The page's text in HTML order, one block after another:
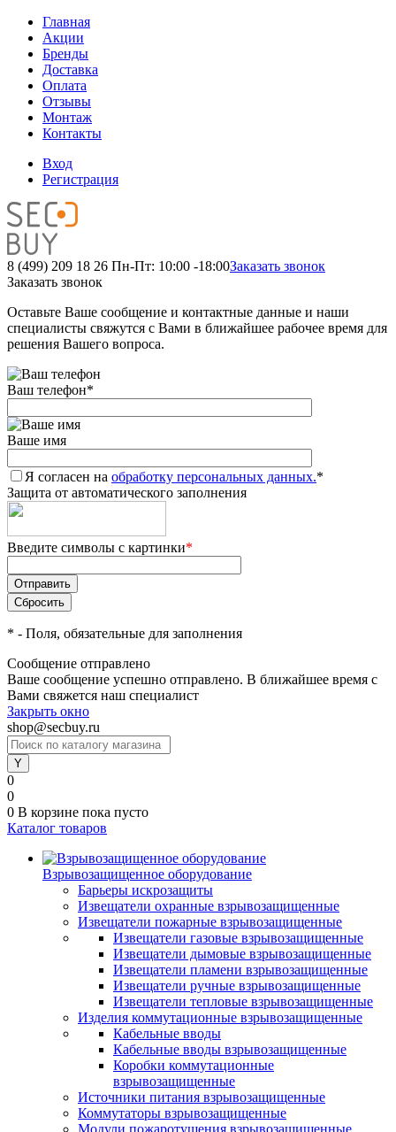
Главная
Акции
Бренды
Доставка
Оплата
Отзывы
Монтаж
Контакты
Вход
Регистрация
8 (499) 209 18 26 Пн-Пт: 10:00 -18:00Заказать звонок
Заказать звонок
Оставьте Ваше сообщение и контактные данные и наши
специалисты свяжутся с Вами в ближайшее рабочее время для
решения Вашего вопроса.
Ваш телефон*
Ваше имя
Я согласен на обработку персональных данных.*
Защита от автоматического заполнения
Введите символы с картинки*
* - Поля, обязательные для заполнения
Сообщение отправлено
Ваше сообщение успешно отправлено. В ближайшее время с
Вами свяжется наш специалист
Закрыть окно
shop@secbuy.ru
0
0
0 В корзине пока пусто
Каталог товаров
Взрывозащищенное оборудование
Барьеры искрозащиты
Извещатели охранные взрывозащищенные
Извещатели пожарные взрывозащищенные
Извещатели газовые взрывозащищенные
Извещатели дымовые взрывозащищенные
Извещатели пламени взрывозащищенные
Извещатели ручные взрывозащищенные
Извещатели тепловые взрывозащищенные
Изделия коммутационные взрывозащищенные
Кабельные вводы
Кабельные вводы взрывозащищенные
Коробки коммутационные
взрывозащищенные
Источники питания взрывозащищенные
Коммутаторы взрывозащищенные
Модули пожаротушения взрывозащищенные